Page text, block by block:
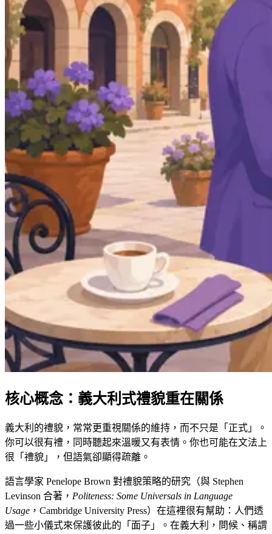
核心概念：義大利式禮貌重在關係
義大利的禮貌，常常更重視關係的維持，而不只是「正式」。
你可以很有禮，同時聽起來溫暖又有表情。你也可能在文法上
很「禮貌」，但語氣卻顯得疏離。
語言學家 Penelope Brown 對禮貌策略的研究（與 Stephen
Levinson 合著， Politeness: Some Universals in Language
Usage ，Cambridge University Press）在這裡很有幫助：人們透
過一些小儀式來保護彼此的「面子」。在義大利，問候、稱謂